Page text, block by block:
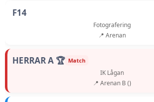
F14
Fotografering
📍 Arenan
HERRAR A 🏆 Match
IK Lågan
📍 Arenan B ()